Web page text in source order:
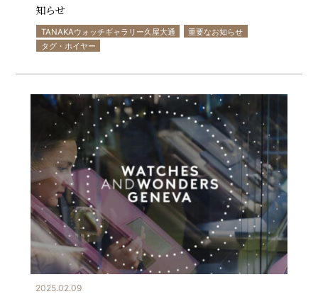
知らせ
TANAKAウォッチギャラリー久屋大通
重要なお知らせ
タグ・ホイヤー
2025.02.09